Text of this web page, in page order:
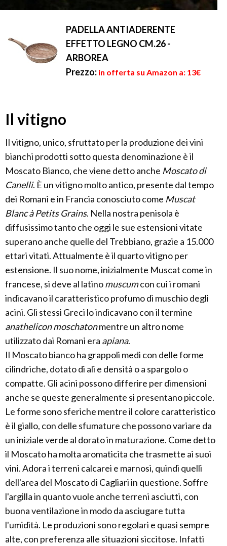
PADELLA ANTIADERENTE
EFFETTO LEGNO CM.26 -
ARBOREA
Prezzo: in offerta su Amazon a: 13€
Il vitigno
Il vitigno, unico, sfruttato per la produzione dei vini
bianchi prodotti sotto questa denominazione è il
Moscato Bianco, che viene detto anche Moscato di
Canelli. È un vitigno molto antico, presente dal tempo
dei Romani e in Francia conosciuto come Muscat
Blanc à Petits Grains. Nella nostra penisola è
diffusissimo tanto che oggi le sue estensioni vitate
superano anche quelle del Trebbiano, grazie a 15.000
ettari vitati. Attualmente è il quarto vitigno per
estensione. Il suo nome, inizialmente Muscat come in
francese, si deve al latinomuscumcon cui i romani
indicavano il caratteristico profumo di muschio degli
acini. Gli stessi Greci lo indicavano con il termine
anathelicon moschatonmentre un altro nome
utilizzato dai Romani era apiana.
Il Moscato bianco ha grappoli medi con delle forme
cilindriche, dotato di ali e densità o a spargolo o
compatte. Gli acini possono differire per dimensioni
anche se queste generalmente si presentano piccole.
Le forme sono sferiche mentre il colore caratteristico
è il giallo, con delle sfumature che possono variare da
un iniziale verde al dorato in maturazione. Come detto
il Moscato ha molta aromaticita che trasmette ai suoi
vini. Adora i terreni calcarei e marnosi, quindi quelli
dell'area del Moscato di Cagliari in questione. Soffre
l'argilla in quanto vuole anche terreni asciutti, con
buona ventilazione in modo da asciugare tutta
l'umidità. Le produzioni sono regolari e quasi sempre
alte, con preferenza alle situazioni siccitose. Infatti